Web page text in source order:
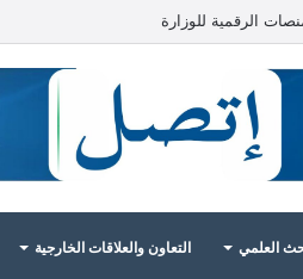
الرقمية للوزارة
العلمي التعاون والعلاقات الخارجية